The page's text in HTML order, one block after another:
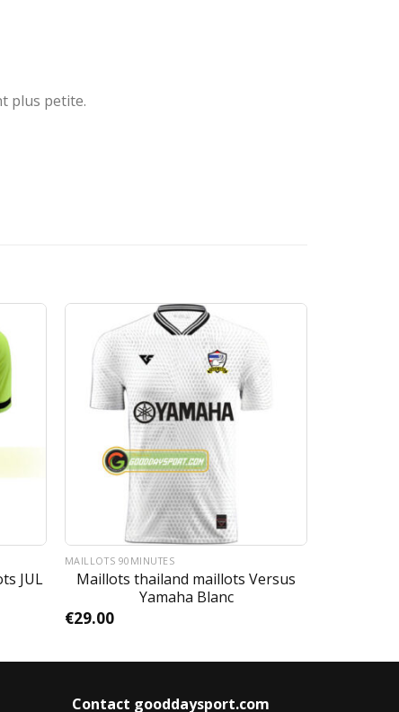
plus petite.
JUL
MAILLOTS 90MINUTES
Maillots thailand maillots Versus
Yamaha Blanc
€29.00
Contact gooddaysport.com